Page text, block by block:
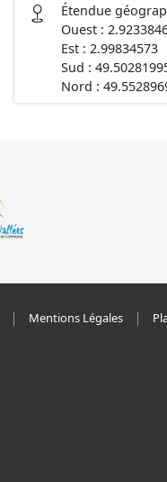
Étendue
Ouest :
Est : 2.99834573
Sud :
Nord :
Mentions Légales